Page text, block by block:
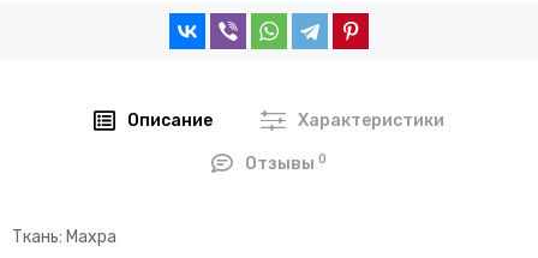
Описание Характеристики
Отзывы0
Ткань: Махра